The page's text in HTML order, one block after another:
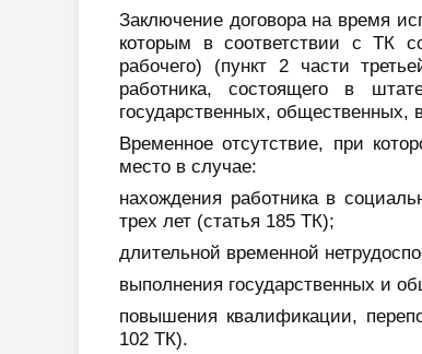
Заключение договора на время
которым в соответствии с ТК
рабочего) (пункт 2 части
работника, состоящего в
государственных, общественных,
Временное отсутствие, при
место в случае:
нахождения работника в
трех лет (статья 185 ТК);
длительной временной
выполнения государственных и
повышения квалификации,
102 ТК).